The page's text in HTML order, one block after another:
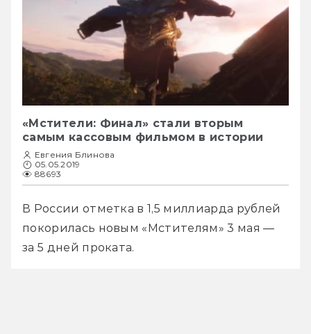
«Мстители: Финал» стали вторым
самым кассовым фильмом в истории
Евгения Блинова
05.05.2019
88693
В России отметка в 1,5 миллиарда рублей
покорилась новым «Мстителям» 3 мая —
за 5 дней проката.